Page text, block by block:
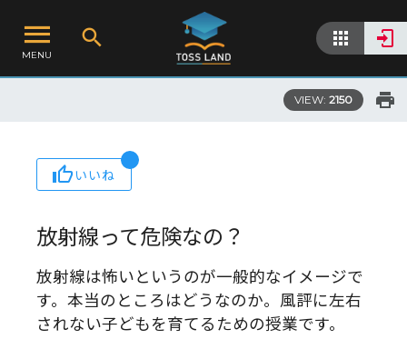
MENU
VIEW: 2150
いいね
放射線って危険なの？
放射線は怖いというのが一般的なイメージで
す。本当のところはどうなのか。風評に左右
されない子どもを育てるための授業です。